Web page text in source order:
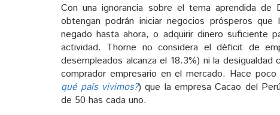
Con una ignorancia sobre el tema aprendida
obtengan podrán iniciar negocios prósperos
negado hasta ahora, o adquirir dinero suficiente
actividad. Thorne no considera el déficit de
desempleados alcanza el 18.3%) ni la
comprador empresario en el mercado. Hace poco
qué país vivimos?) que la empresa Cacao del
de 50 has cada uno.